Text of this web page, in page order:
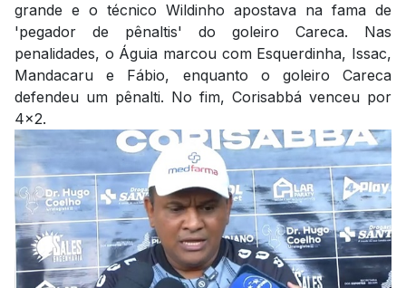
grande e o técnico Wildinho apostava na fama de
'pegador de pênaltis' do goleiro Careca. Nas
penalidades, o Águia marcou com Esquerdinha, Issac,
Mandacaru e Fábio, enquanto o goleiro Careca
defendeu um pênalti. No fim, Corisabbá venceu por
4x2.